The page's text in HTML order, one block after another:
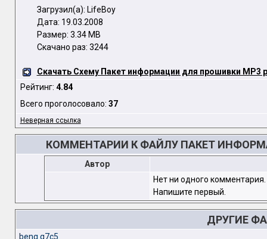
Загрузил(а): LifeBoy
Дата: 19.03.2008
Размер: 3.34 MB
Скачано раз: 3244
Скачать Схему Пакет информации для прошивки MP3
Рейтинг: 4.84
Всего проголосовало: 37
Неверная ссылка
КОММЕНТАРИИ К ФАЙЛУ ПАКЕТ
Автор
Нет ни одного комментария.
Напишите первый.
ДРУГИЕ
benq q7c5